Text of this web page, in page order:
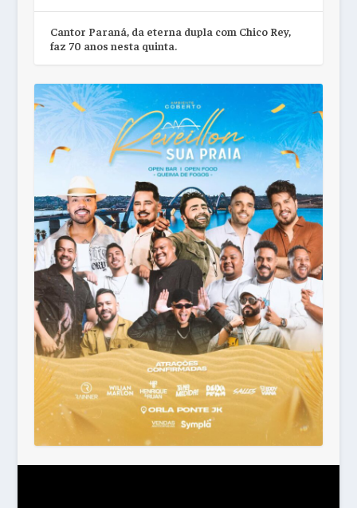
Cantor Paraná, da eterna dupla com Chico Rey,
faz 70 anos nesta quinta.